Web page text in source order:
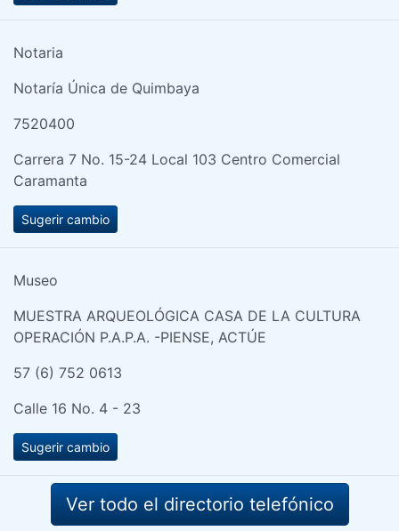
Notaria
Notaría Única de Quimbaya
7520400
Carrera 7 No. 15-24 Local 103 Centro Comercial
Caramanta
Sugerir cambio
Museo
MUESTRA ARQUEOLÓGICA CASA DE LA CULTURA
OPERACIÓN P.A.P.A. -PIENSE, ACTÚE
57 (6) 752 0613
Calle 16 No. 4 - 23
Sugerir cambio
Ver todo el directorio telefónico